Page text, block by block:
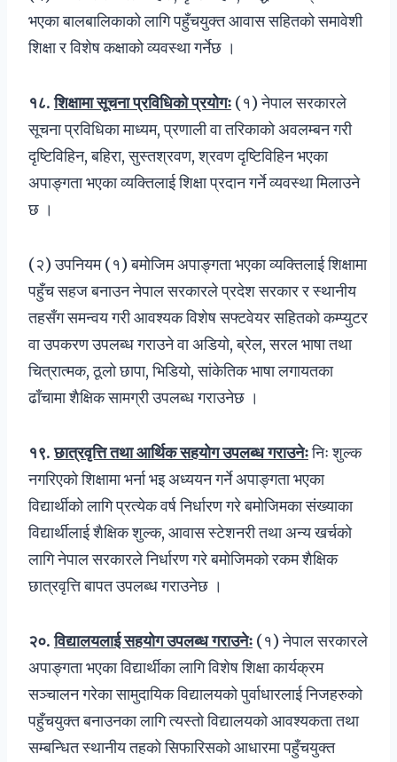
भएका बालबालिकाको लागि पहुँचयुक्त आवास सहितको समावेशी
शिक्षा र विशेष कक्षाको व्यवस्था गर्नेछ ।
१८. शिक्षामा सूचना प्रविधिको प्रयोगः (१) नेपाल सरकारले
सूचना प्रविधिका माध्यम, प्रणाली वा तरिकाको अवलम्बन गरी
दृष्टिविहिन, बहिरा, सुस्तश्रवण, श्रवण दृष्टिविहिन भएका
अपाङ्गता भएका व्यक्तिलाई शिक्षा प्रदान गर्ने व्यवस्था मिलाउने
छ ।
(२) उपनियम (१) बमोजिम अपाङ्गता भएका व्यक्तिलाई शिक्षामा
पहुँच सहज बनाउन नेपाल सरकारले प्रदेश सरकार र स्थानीय
तहसँग समन्वय गरी आवश्यक विशेष सफ्टवेयर सहितको कम्प्युटर
वा उपकरण उपलब्ध गराउने वा अडियो, ब्रेल, सरल भाषा तथा
चित्रात्मक, ठूलो छापा, भिडियो, सांकेतिक भाषा लगायतका
ढाँचामा शैक्षिक सामग्री उपलब्ध गराउनेछ ।
१९. छात्रवृत्ति तथा आर्थिक सहयोग उपलब्ध गराउनेःनिः शुल्क
नगरिएको शिक्षामा भर्ना भइ अध्ययन गर्ने अपाङ्गता भएका
विद्यार्थीको लागि प्रत्येक वर्ष निर्धारण गरे बमोजिमका संख्याका
विद्यार्थीलाई शैक्षिक शुल्क, आवास स्टेशनरी तथा अन्य खर्चको
लागि नेपाल सरकारले निर्धारण गरे बमोजिमको रकम शैक्षिक
छात्रवृत्ति बापत उपलब्ध गराउनेछ ।
२०. विद्यालयलाई सहयोग उपलब्ध गराउनेः (१) नेपाल सरकारले
अपाङ्गता भएका विद्यार्थीका लागि विशेष शिक्षा कार्यक्रम
सञ्चालन गरेका सामुदायिक विद्यालयको पुर्वाधारलाई निजहरुको
पहुँचयुक्त बनाउनका लागि त्यस्तो विद्यालयको आवश्यकता तथा
सम्बन्धित स्थानीय तहको सिफारिसको आधारमा पहुँचयुक्त